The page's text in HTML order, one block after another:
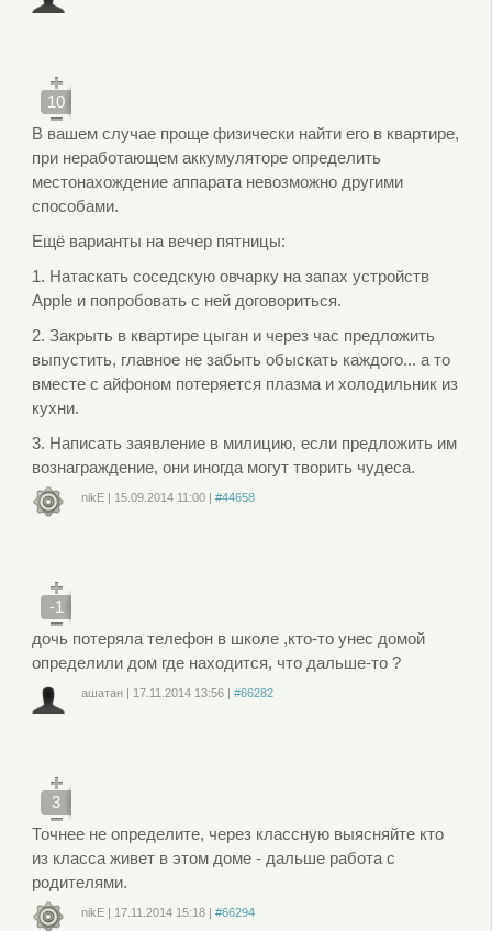
10
В вашем случае проще физически найти его в квартире,
при неработающем аккумуляторе определить
местонахождение аппарата невозможно другими
способами.
Ещё варианты на вечер пятницы:
1. Натаскать соседскую овчарку на запах устройств
Apple и попробовать с ней договориться.
2. Закрыть в квартире цыган и через час предложить
выпустить, главное не забыть обыскать каждого... а то
вместе с айфоном потеряется плазма и холодильник из
кухни.
3. Написать заявление в милицию, если предложить им
вознаграждение, они иногда могут творить чудеса.
nikE | 15.09.2014 11:00 |#44658
-1
дочь потеряла телефон в школе ,кто-то унес домой
определили дом где находится, что дальше-то ?
ашатан | 17.11.2014 13:56 |#66282
3
Точнее не определите, через классную выясняйте кто
из класса живет в этом доме - дальше работа с
родителями.
nikE | 17.11.2014 15:18 |#66294